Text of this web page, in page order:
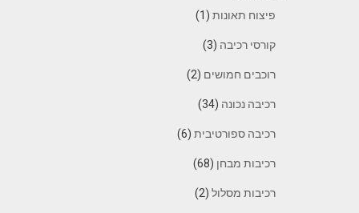
פיצוח תאונות(1)
קורסי רכיבה (3)
רוכבים חמושים (2)
רכיבה נכונה (34)
רכיבה ספורטיבית(6)
רכיבות מבחן (68)
רכיבות מסלול(2)